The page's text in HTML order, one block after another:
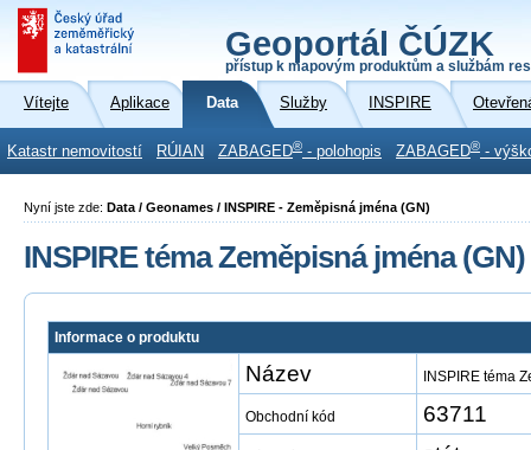
Geoportál ČÚZK
přístup k mapovým produktům a službám
Vítejte Aplikace Data Služby INSPIRE
Katastr nemovitostí RÚIAN ZABAGED® - polohopis ZABAGED® -
Nyní jste zde: Data / Geonames / INSPIRE - Zeměpisná jména (GN)
INSPIRE téma Zeměpisná jména (GN)
Informace o produktu
Název INSPIRE téma
Obchodní kód 63711